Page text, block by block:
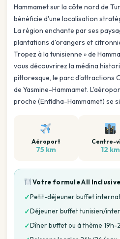
Hammamet sur la côte nord de
bénéficie d'une localisation
La région enchante par ses
plantations d'orangers et
Tropez à la tunisienne » de
vous découvrirez la médina
pittoresque, le parc d'attractions
de Yasmine-Hammamet.
proche (Enfidha-Hammamet) se
Aéroport
75 km
Centre-
12 km
Votre formuleAll Inclusive
✓Petit-déjeuner buffet
✓Déjeuner buffet tunisien/
✓Dîner buffet ou à thème 19h-